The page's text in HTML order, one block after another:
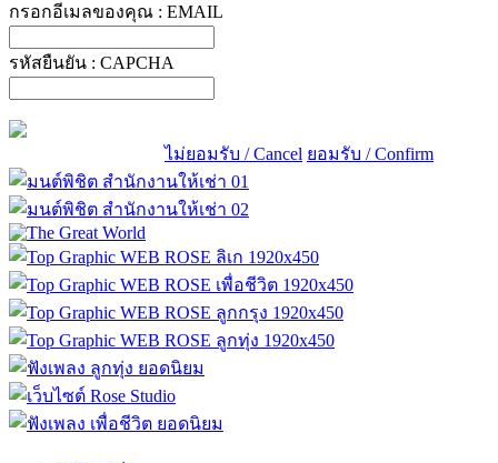
กรอกอีเมลของคุณ : EMAIL
รหัสยืนยัน : CAPCHA
ไม่ยอมรับ / Cancel ยอมรับ / Confirm